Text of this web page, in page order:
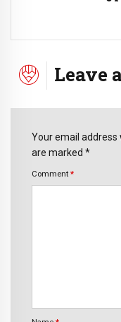
Leave
Your email address
are marked *
Comment *